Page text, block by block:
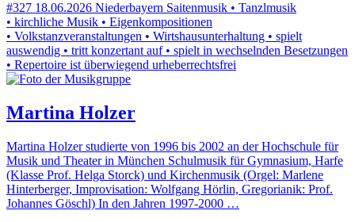
#327 18.06.2026 Niederbayern Saitenmusik • Tanzlmusik
• kirchliche Musik • Eigenkompositionen
• Volkstanzveranstaltungen • Wirtshausunterhaltung • spielt
auswendig • tritt konzertant auf • spielt in wechselnden Besetzungen
• Repertoire ist überwiegend urheberrechtsfrei
Martina Holzer
Martina Holzer studierte von 1996 bis 2002 an der Hochschule für
Musik und Theater in München Schulmusik für Gymnasium, Harfe
(Klasse Prof. Helga Storck) und Kirchenmusik (Orgel: Marlene
Hinterberger, Improvisation: Wolfgang Hörlin, Gregorianik: Prof.
Johannes Göschl) In den Jahren 1997-2000 …